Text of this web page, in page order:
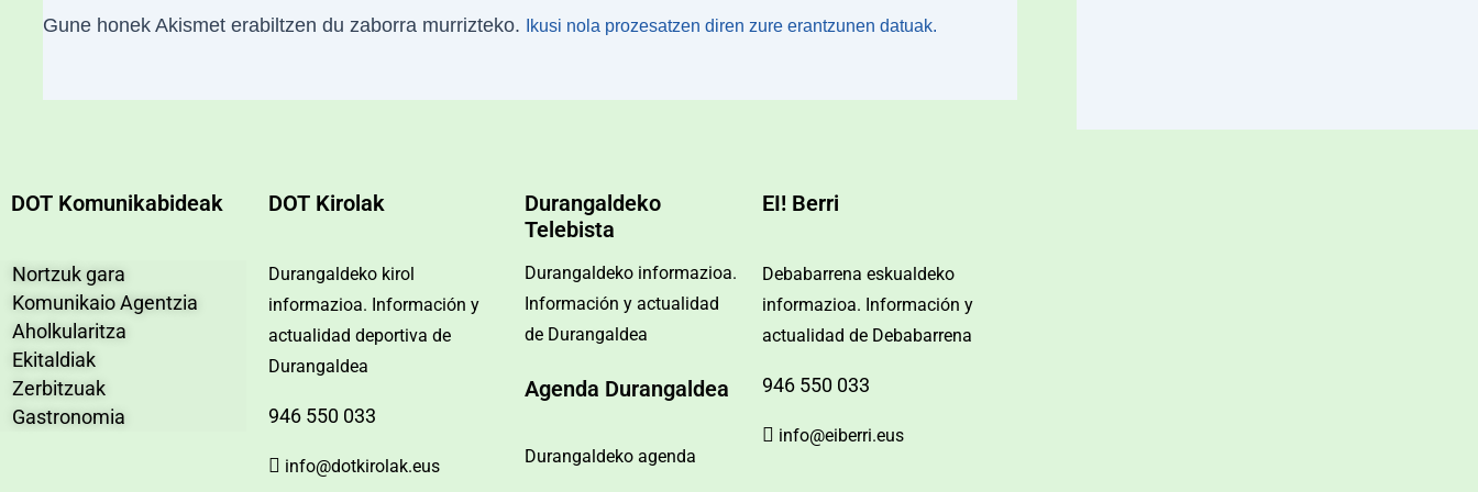
Gune honek Akismet erabiltzen du zaborra murrizteko. Ikusi nola prozesatzen diren zure erantzunen datuak.
DOT Komunikabideak
Nortzuk gara
Komunikaio Agentzia
Aholkularitza
Ekitaldiak
Zerbitzuak
Gastronomia
DOT Kirolak
Durangaldeko kirol
informazioa. Información y
actualidad deportiva de
Durangaldea
946 550 033
info@dotkirolak.eus
Durangaldeko
Telebista
Durangaldeko informazioa.
Información y actualidad
de Durangaldea
Agenda Durangaldea
Durangaldeko agenda
EI! Berri
Debabarrena eskualdeko
informazioa. Información y
actualidad de Debabarrena
946 550 033
info@eiberri.eus